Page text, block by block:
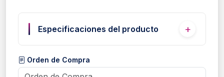
Especificaciones del producto
Orden de Compra